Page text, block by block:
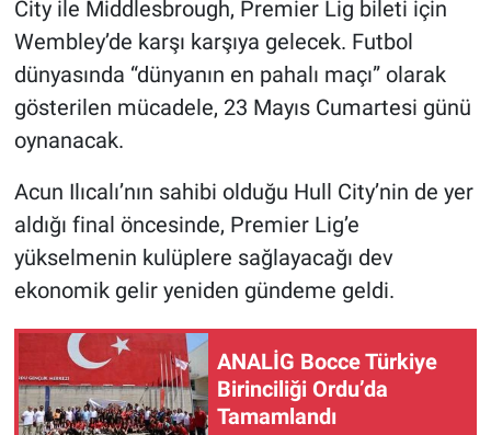
City ile Middlesbrough, Premier Lig bileti için
Wembley’de karşı karşıya gelecek. Futbol
dünyasında “dünyanın en pahalı maçı” olarak
gösterilen mücadele, 23 Mayıs Cumartesi günü
oynanacak.
Acun Ilıcalı’nın sahibi olduğu Hull City’nin de yer
aldığı final öncesinde, Premier Lig’e
yükselmenin kulüplere sağlayacağı dev
ekonomik gelir yeniden gündeme geldi.
ANALİG Bocce Türkiye
Birinciliği Ordu’da
Tamamlandı
POLİTİKA
SPOR
MAGAZİN
Bilim, Teknoloji